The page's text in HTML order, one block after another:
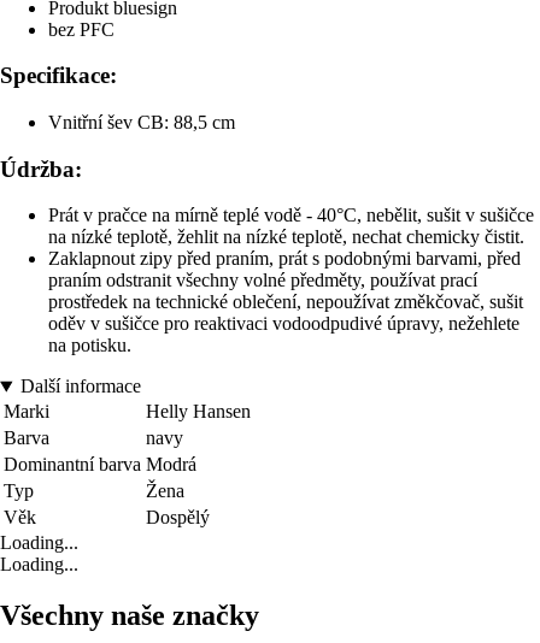
Produkt bluesign
bez PFC
Specifikace:
Vnitřní šev CB: 88,5 cm
Údržba:
Prát v pračce na mírně teplé vodě - 40°C, nebělit, sušit v sušičce
na nízké teplotě, žehlit na nízké teplotě, nechat chemicky čistit.
Zaklapnout zipy před praním, prát s podobnými barvami, před
praním odstranit všechny volné předměty, používat prací
prostředek na technické oblečení, nepoužívat změkčovač, sušit
oděv v sušičce pro reaktivaci vodoodpudivé úpravy, nežehlete
na potisku.
Další informace
Marki
Helly Hansen
Barva
navy
Dominantní barva Modrá
Typ
Žena
Věk
Dospělý
Loading...
Loading...
Všechny naše značky